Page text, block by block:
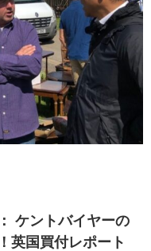
ケントバイヤーの
英国買付レポート